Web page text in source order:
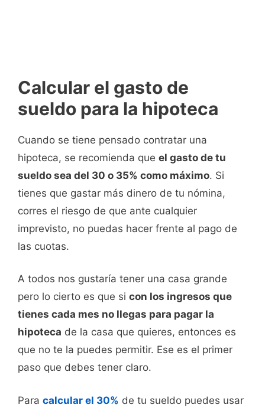
Calcular el gasto de
sueldo para la hipoteca
Cuando se tiene pensado contratar una
hipoteca, se recomienda que el gasto de tu
sueldo sea del 30 o 35% como máximo. Si
tienes que gastar más dinero de tu nómina,
corres el riesgo de que ante cualquier
imprevisto, no puedas hacer frente al pago de
las cuotas.
A todos nos gustaría tener una casa grande
pero lo cierto es que si con los ingresos que
tienes cada mes no llegas para pagar la
hipoteca de la casa que quieres, entonces es
que no te la puedes permitir. Ese es el primer
paso que debes tener claro.
Para calcular el 30% de tu sueldo puedes usar